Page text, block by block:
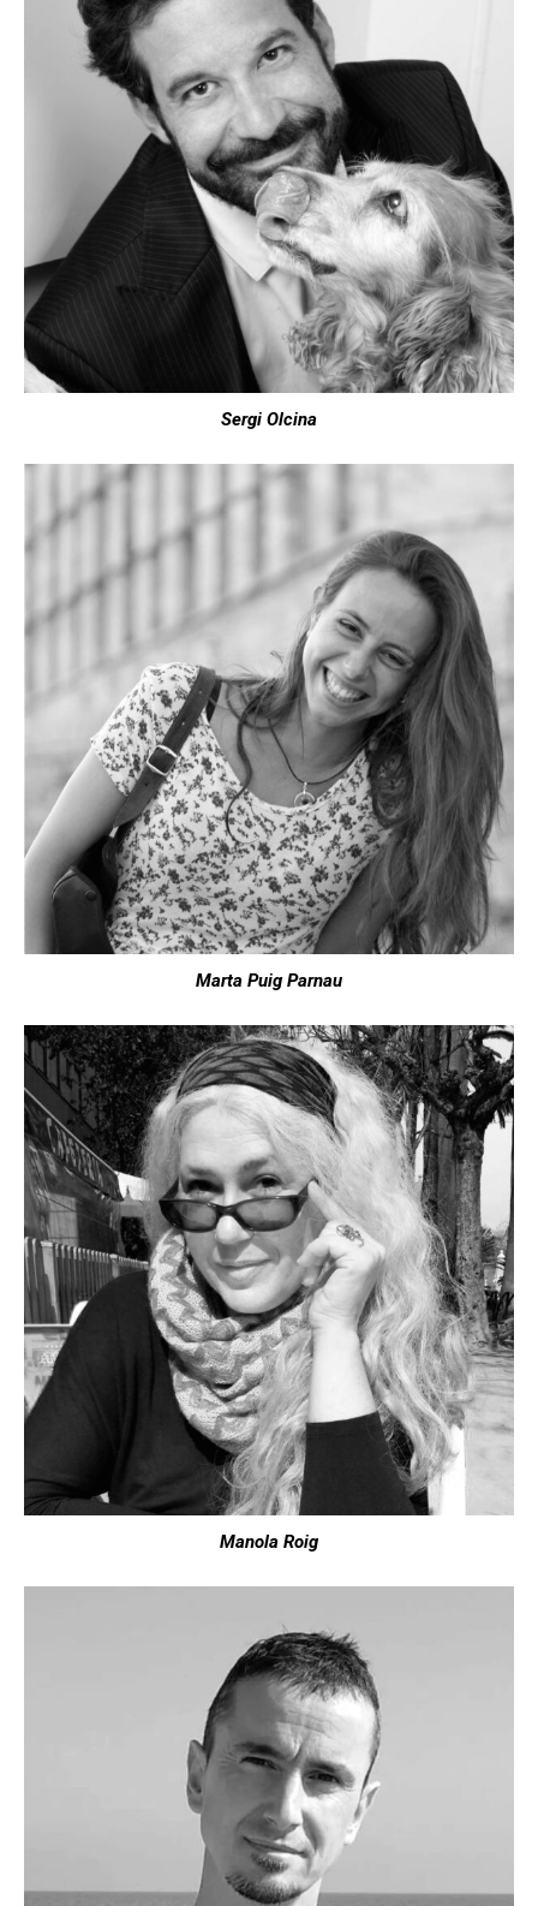
Sergi Olcina
Marta Puig Parnau
Manola Roig